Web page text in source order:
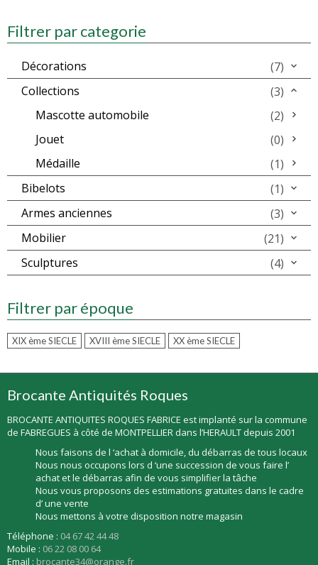
Filtrer par categorie
Décorations
(7)
Collections
(3)
Mascotte automobile
(2)
Jouet
(0)
Médaille
(1)
Bibelots
(1)
Armes anciennes
(3)
Mobilier
(21)
Sculptures
(4)
Filtrer par époque
XIX ème SIECLE XVIII ème SIECLE XX ème SIECLE
Brocante Antiquités Roques
BROCANTE ANTIQUITES ROQUES FABRICE est implanté sur la commune
de FABREGUES à côté de MONTPELLIER dans l’HERAULT depuis 2001
Nous faisons de l ‘achat à domicile, du débarras de tous locaux
Nous nous occupons lors d ‘une succession de vous faire l’
achat et le débarras afin de vous simplifier la tâche
Nous vous proposons des estimations gratuites dans le cadre
d’ une vente
Nous mettons à votre disposition notre magasin
Téléphone : 04 67 42 44 48
Mobile : 06 22 08 00 64
Email : brocante34@orange.fr